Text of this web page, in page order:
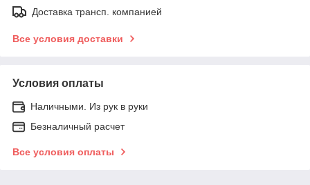
Доставка трансп. компанией
Все условия доставки
Условия оплаты
Наличными. Из рук в руки
Безналичный расчет
Все условия оплаты